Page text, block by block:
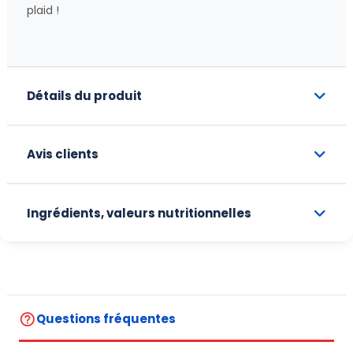
plaid !
Détails du produit
Avis clients
Ingrédients, valeurs nutritionnelles
help_outlineQuestions fréquentes